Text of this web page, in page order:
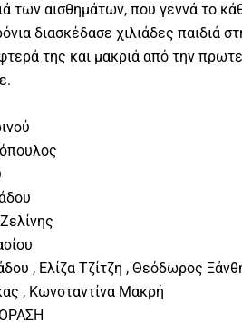
των αισθημάτων, που γεννά το
διασκέδασε χιλιάδες παιδιά
της και μακριά από την
, Ελίζα Τζίτζη , Θεόδωρος
, Κωνσταντίνα Μακρή